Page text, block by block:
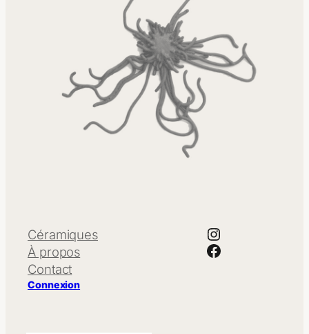
Céramiques
À propos
Contact
Connexion
Instagram
Facebook